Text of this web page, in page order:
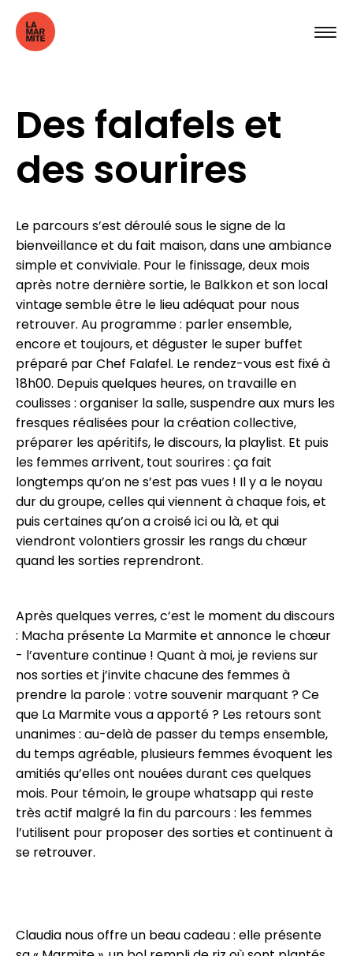
Des falafels et
des sourires
Le parcours s’est déroulé sous le signe de la
bienveillance et du fait maison, dans une ambiance
simple et conviviale. Pour le finissage, deux mois
après notre dernière sortie, le Balkkon et son local
vintage semble être le lieu adéquat pour nous
retrouver. Au programme : parler ensemble,
encore et toujours, et déguster le super buffet
préparé par Chef Falafel. Le rendez-vous est fixé à
18h00. Depuis quelques heures, on travaille en
coulisses : organiser la salle, suspendre aux murs les
fresques réalisées pour la création collective,
préparer les apéritifs, le discours, la playlist. Et puis
les femmes arrivent, tout sourires : ça fait
longtemps qu’on ne s’est pas vues ! Il y a le noyau
dur du groupe, celles qui viennent à chaque fois, et
puis certaines qu’on a croisé ici ou là, et qui
viendront volontiers grossir les rangs du chœur
quand les sorties reprendront.
Après quelques verres, c’est le moment du discours
: Macha présente La Marmite et annonce le chœur
- l’aventure continue ! Quant à moi, je reviens sur
nos sorties et j’invite chacune des femmes à
prendre la parole : votre souvenir marquant ? Ce
que La Marmite vous a apporté ? Les retours sont
unanimes : au-delà de passer du temps ensemble,
du temps agréable, plusieurs femmes évoquent les
amitiés qu’elles ont nouées durant ces quelques
mois. Pour témoin, le groupe whatsapp qui reste
très actif malgré la fin du parcours : les femmes
l’utilisent pour proposer des sorties et continuent à
se retrouver.
Claudia nous offre un beau cadeau : elle présente